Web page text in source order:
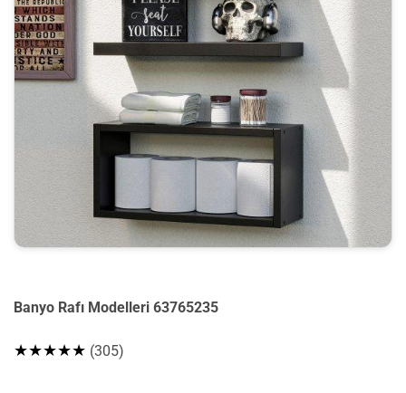
Banyo Rafı Modelleri 63765235
★★★★★ (305)